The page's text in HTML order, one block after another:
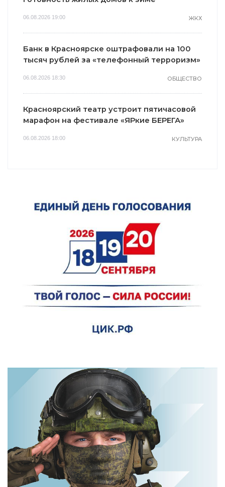
06.08.2026 19:00 ЖКХ
Банк в Красноярске оштрафовали на 100
тысяч рублей за «телефонный терроризм»
06.08.2026 18:30 ОБЩЕСТВО
Красноярский театр устроит пятичасовой
марафон на фестивале «ЯРкие БЕРЕГА»
06.08.2026 18:00 КУЛЬТУРА